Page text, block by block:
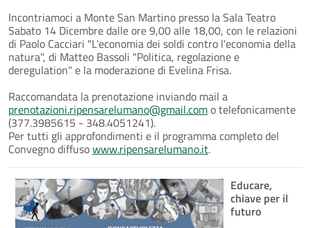
Incontriamoci a Monte San Martino presso la Sala Teatro
Sabato 14 Dicembre dalle ore 9,00 alle 18,00, con le relazioni
di Paolo Cacciari "L'economia dei soldi contro l'economia della
natura", di Matteo Bassoli "Politica, regolazione e
deregulation" e la moderazione di Evelina Frisa.
Raccomandata la prenotazione inviando mail a
prenotazioni.ripensarelumano@gmail.como telefonicamente
(377.3985615 - 348.4051241).
Per tutti gli approfondimenti e il programma completo del
Convegno diffusowww.ripensarelumano.it.
Educare,
chiave per il
futuro